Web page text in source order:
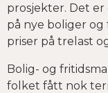
prosjekter. Det
på nye boliger
priser på trelast
Bolig- og
folket fått nok